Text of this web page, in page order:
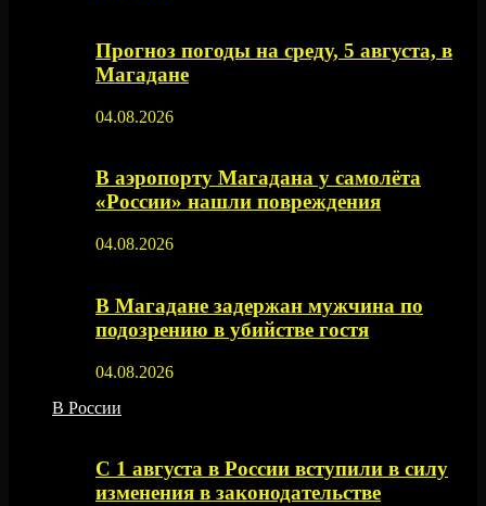
Прогноз погоды на среду, 5 августа, в
Магадане
04.08.2026
В аэропорту Магадана у самолёта
«России» нашли повреждения
04.08.2026
В Магадане задержан мужчина по
подозрению в убийстве гостя
04.08.2026
В России
С 1 августа в России вступили в силу
изменения в законодательстве